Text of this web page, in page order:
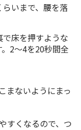
いまで、腰を落
床を押すような
2～4を20秒間全
まないようにまっ
すくなるので、つ